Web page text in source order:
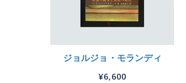
ジョルジョ・モランディ
¥6,600